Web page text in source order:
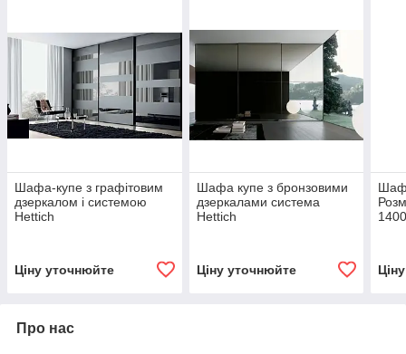
Шафа-купе з графітовим
дзеркалом і системою
Hettich
Ціну уточнюйте
Шафа купе з бронзовими
дзеркалами система
Hettich
Ціну уточнюйте
Про нас